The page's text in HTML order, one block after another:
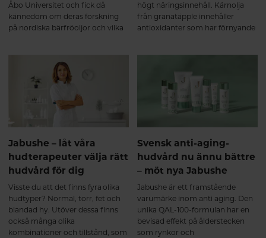
Åbo Universitet och fick då
kännedom om deras forskning
på nordiska bärfröoljor och vilka
en imponerande resa.
högt näringsinnehåll. Kärnolja
från granatäpple innehåller
antioxidanter som har förnyande
Jabushe – låt våra
hudterapeuter välja rätt
hudvård för dig
Visste du att det finns fyra olika
hudtyper? Normal, torr, fet och
blandad hy. Utöver dessa finns
också många olika
kombinationer och tillstånd, som
Svensk anti-aging-
hudvård nu ännu bättre
– möt nya Jabushe
Jabushe är ett framstående
varumärke inom anti aging. Den
unika QAL-100-formulan har en
bevisad effekt på ålderstecken
som rynkor och